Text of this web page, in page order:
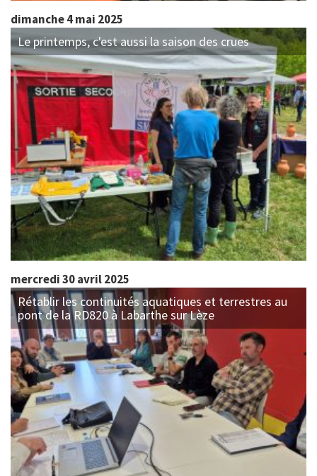
dimanche 4 mai 2025
Le printemps, c'est aussi la saison des crues
mercredi 30 avril 2025
Rétablir les continuités aquatiques et terrestres au
pont de la RD820 à Labarthe sur Lèze